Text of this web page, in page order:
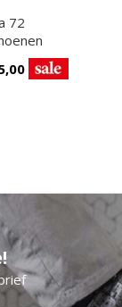
72
zwart